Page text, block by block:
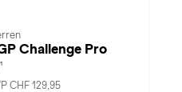
Challenge Pro
1
CHF 129,95